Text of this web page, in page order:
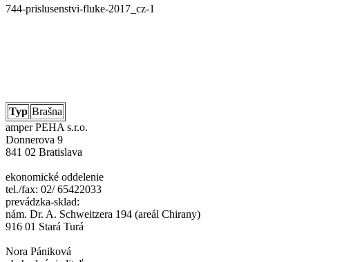
744-prislusenstvi-fluke-2017_cz-1
Typ Brašna
amper PEHA s.r.o.
Donnerova 9
841 02 Bratislava
ekonomické oddelenie
tel./fax: 02/ 65422033
prevádzka-sklad:
nám. Dr. A. Schweitzera 194 (areál Chirany)
916 01 Stará Turá
Nora Pániková